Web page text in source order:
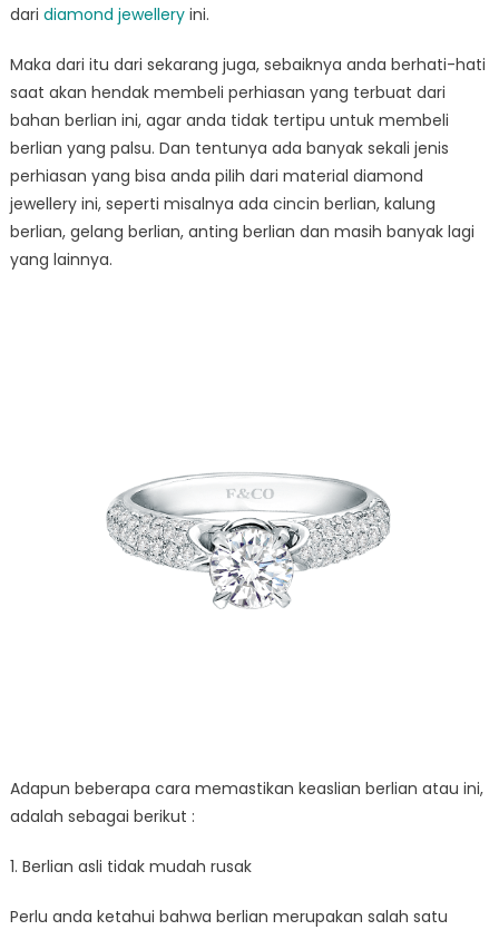
dari diamond jewelleryini.
Maka dari itu dari sekarang juga, sebaiknya anda berhati-hati
saat akan hendak membeli perhiasan yang terbuat dari
bahan berlian ini, agar anda tidak tertipu untuk membeli
berlian yang palsu. Dan tentunya ada banyak sekali jenis
perhiasan yang bisa anda pilih dari material diamond
jewellery ini, seperti misalnya ada cincin berlian, kalung
berlian, gelang berlian, anting berlian dan masih banyak lagi
yang lainnya.
Adapun beberapa cara memastikan keaslian berlian atau ini,
adalah sebagai berikut :
1. Berlian asli tidak mudah rusak
Perlu anda ketahui bahwa berlian merupakan salah satu